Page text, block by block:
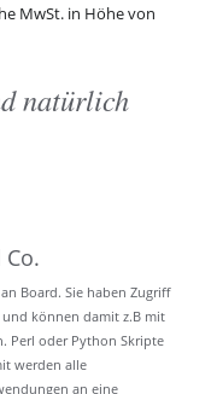
MwSt. in Höhe von
natürlich
Board. Sie haben Zugriff
und können damit z.B mit
Perl oder Python Skripte
werden alle
an eine